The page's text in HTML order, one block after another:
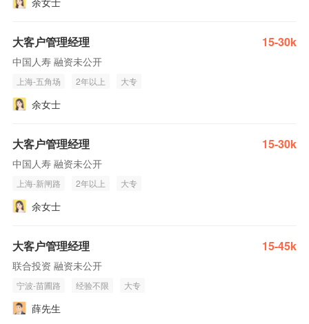
大客户管理经理 15-30k
中国人寿 融资未公开
上海-五角场 2年以上 大专
余女士
大客户管理经理 15-30k
中国人寿 融资未公开
上海-新闸路 2年以上 大专
余女士
大客户管理经理 15-45k
联合投资 融资未公开
宁波-苗圃路 经验不限 大专
薛先生